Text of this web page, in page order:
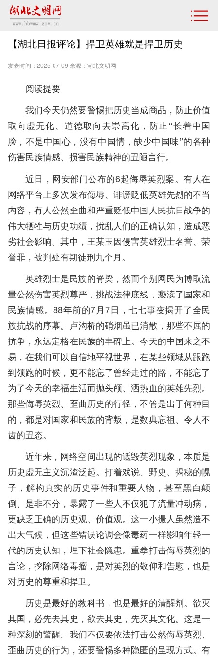
【湖北日报评论】捍卫英雄就是捍卫历史
发表时间：2025-07-09 来源：湖北文明网
阅读提要
我们今天仍然要警惕把历史当成商品，防止价值
取向虚无化、道德取向去崇高化，防止“长着中国
脸，不是中国心，没有中国情，缺少中国味”的各种
伤害民族情感、损害民族精神的丑陋言行。
近日，网安部门公布的6起侮辱英烈案。有人在
网络平台上多次发布侮辱、诽谤贬低英雄先烈的不当
内容，有人公然歪曲和严重贬低中国人民抗日战争的
伟大牺牲与历史功绩，扰乱人们的正确认知，造成恶
劣社会影响。其中，王某玉因侵害英雄烈士名誉、荣
誉罪，被判处有期徒刑九个月。
英雄烈士是民族的脊梁，然而个别网民为博取流
量公然伤害英烈尊严，挑战法律底线，亵渎了国家和
民族情感。88年前的7月7日，七七事变揭开了全民
族抗战的序幕。卢沟桥的硝烟虽已消散，那些不屈的
抗争，永远定格在民族的丰碑上。今天的中国来之不
易，在我们可以自信地平视世界，在某些领域从跟跑
到领跑的时候，更不能忘了曾经走过的路，不能忘了
为了今天的幸福生活而抛头颅、洒热血的英雄先烈。
那些侮辱英烈、歪曲历史的行径，不管是出于何种目
的，都是对国家和民族的背叛，是数典忘祖、令人不
齿的丑态。
近年来，网络空间出现的诋毁英烈现象，本质是
历史虚无主义沉渣泛起。打着戏说、野史、揭秘的幌
子，解构真实的历史事件和重要人物，甚至黑白颠
倒、是非不分，暴露了一些人不仅犯了流量冲动病，
更缺乏正确的历史观、价值观。这一小撮人虽然造不
出大气候，但这些错误论调会像毒药一样影响年轻一
代的历史认知，埋下社会隐患。重拳打击侮辱英烈的
言论，挖除网络毒瘤，是对英烈的敬仰和告慰，也是
对历史的尊重和捍卫。
历史是最好的教科书，也是最好的清醒剂。欲灭
其国，必先去其史，欲去其史，先灭其文化。这是一
种深刻的警醒。我们不仅要依法打击公然侮辱英烈、
歪曲历史的行为，还要警惕多种隐匿的呈现方式。有